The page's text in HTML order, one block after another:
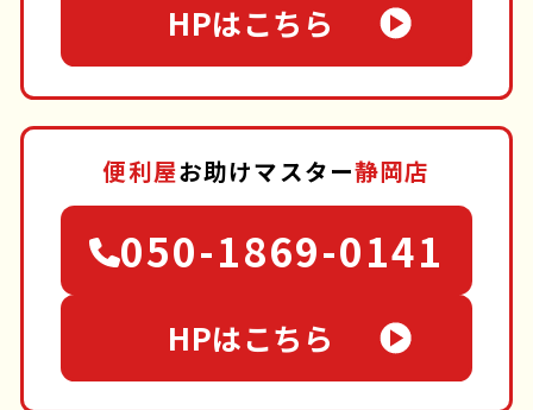
HPはこちら
便利屋お助けマスター静岡店
050-1869-0141
HPはこちら